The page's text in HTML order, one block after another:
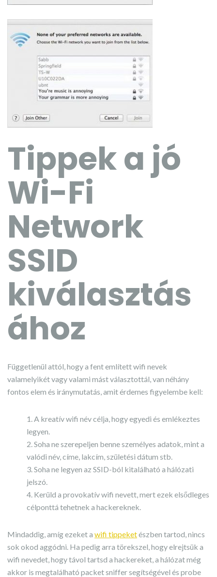
Tippek a jó
Wi-Fi
Network
SSID
kiválasztás
ához
Függetlenül attól, hogy a fent említett wifi nevek
valamelyikét vagy valami mást választottál, van néhány
fontos elem és iránymutatás, amit érdemes figyelembe kell:
A kreatív wifi név célja, hogy egyedi és emlékeztes
legyen.
Soha ne szerepeljen benne személyes adatok, mint a
valódi név, címe, lakcím, születési dátum stb.
Soha ne legyen az SSID-ból kitalálható a hálózati
jelszó.
Kerüld a provokatív wifi nevett, mert ezek elsődleges
célponttá tehetnek a hackereknek.
Mindaddig, amíg ezeket a wifi tippeketészben tartod, nincs
sok okod aggódni. Ha pedig arra törekszel, hogy elrejtsük a
wifi nevedet, hogy távol tartsd a hackereket, a hálózat még
akkor is megtalálható packet sniffer segítségével és probe